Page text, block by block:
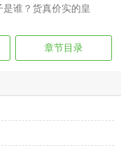
谁？货真价实的皇
章节目录